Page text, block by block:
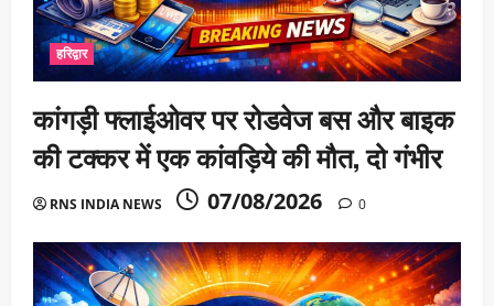
हरिद्वार
कांगड़ी फ्लाईओवर पर रोडवेज बस और बाइक
की टक्कर में एक कांवड़िये की मौत, दो गंभीर
RNS INDIA NEWS 07/08/2026 0